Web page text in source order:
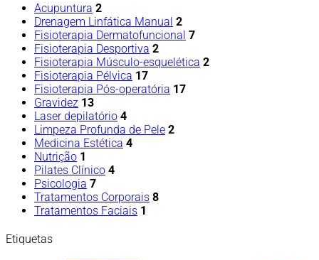
Acupuntura 2
Drenagem Linfática Manual 2
Fisioterapia Dermatofuncional 7
Fisioterapia Desportiva 2
Fisioterapia Músculo-esquelética 2
Fisioterapia Pélvica 17
Fisioterapia Pós-operatória 17
Gravidez 13
Laser depilatório 4
Limpeza Profunda de Pele 2
Medicina Estética 4
Nutrição 1
Pilates Clínico 4
Psicologia 7
Tratamentos Corporais 8
Tratamentos Faciais 1
Etiquetas